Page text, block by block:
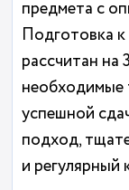
предмета с
Подготовка
рассчитан на
необходимые
успешной
подход,
и регулярный